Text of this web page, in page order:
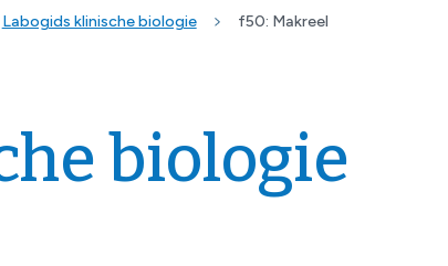
Labogids klinische biologie f50: Makreel
biologie